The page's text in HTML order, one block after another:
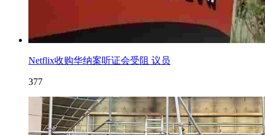
Netflix收购华纳案听证会受阻 议员
377